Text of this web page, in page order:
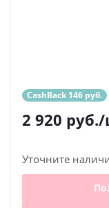
CashBack 146 руб.
2 920 руб./
Уточните